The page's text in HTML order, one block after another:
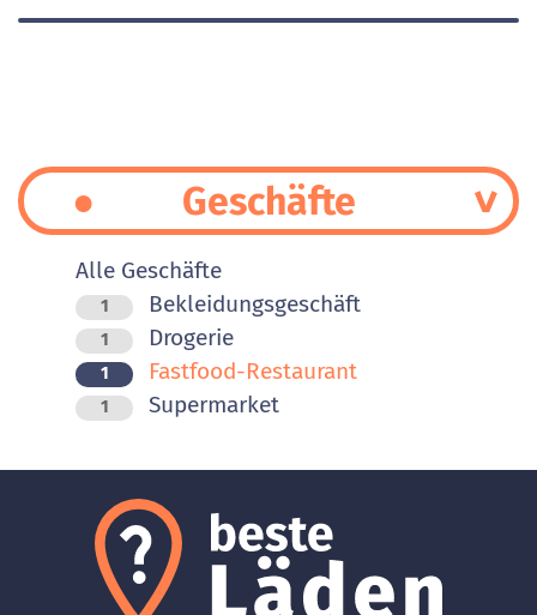
Geschäfte
Alle Geschäfte
1 Bekleidungsgeschäft
1 Drogerie
1 Fastfood-Restaurant
1 Supermarket